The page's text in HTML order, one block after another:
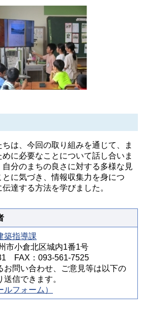
は、今回の取り組みを通じて、ま
に必要なことについて話し合いま
自分のまちの良さに対する多様な見
に気づき、情報収集力を身につ
達する方法を学びました。
築指導課
市小倉北区城内1番1号
FAX：093-561-7525
お問い合わせ、ご意見等は以下の
信できます。
フォーム）